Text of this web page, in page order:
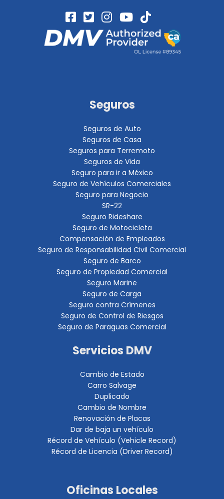
Seguros
Seguros de Auto
Seguros de Casa
Seguros para Terremoto
Seguros de Vida
Seguro para ir a México
Seguro de Vehículos Comerciales
Seguro para Negocio
SR-22
Seguro Rideshare
Seguro de Motocicleta
Compensación de Empleados
Seguro de Responsabilidad Civil Comercial
Seguro de Barco
Seguro de Propiedad Comercial
Seguro Marine
Seguro de Carga
Seguro contra Crímenes
Seguro de Control de Riesgos
Seguro de Paraguas Comercial
Servicios DMV
Cambio de Estado
Carro Salvage
Duplicado
Cambio de Nombre
Renovación de Placas
Dar de baja un vehículo
Récord de Vehículo (Vehicle Record)
Récord de Licencia (Driver Record)
Oficinas Locales